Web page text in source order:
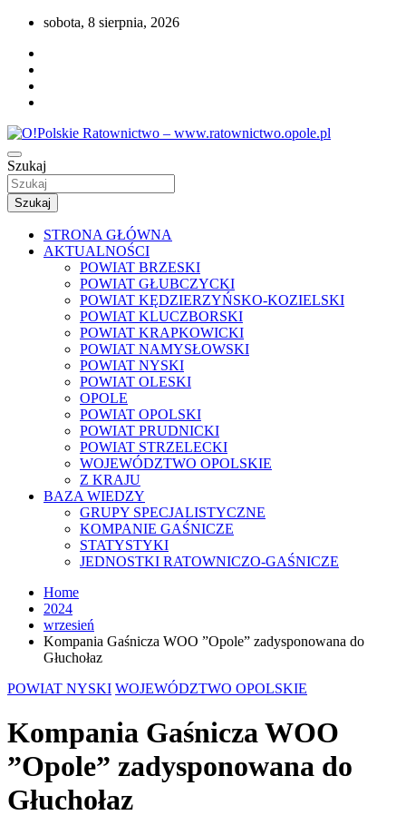
Przejdź
treści
sobota, 8 sierpnia, 2026
O!Polskie Ratownictwo –
www.ratownictwo.opole.pl
Portal opolskiego i polskiego ratownictwa.
Szukaj
Szukaj
STRONA GŁÓWNA
AKTUALNOŚCI
POWIAT BRZESKI
POWIAT GŁUBCZYCKI
POWIAT KĘDZIERZYŃSKO-KOZIELSKI
POWIAT KLUCZBORSKI
POWIAT KRAPKOWICKI
POWIAT NAMYSŁOWSKI
POWIAT NYSKI
POWIAT OLESKI
OPOLE
POWIAT OPOLSKI
POWIAT PRUDNICKI
POWIAT STRZELECKI
WOJEWÓDZTWO OPOLSKIE
Z KRAJU
BAZA WIEDZY
GRUPY SPECJALISTYCZNE
KOMPANIE GAŚNICZE
STATYSTYKI
JEDNOSTKI RATOWNICZO-GAŚNICZE
Home
2024
wrzesień
Kompania Gaśnicza WOO ”Opole” zadysponowana do
Głuchołaz
POWIAT NYSKI WOJEWÓDZTWO OPOLSKIE
Kompania Gaśnicza WOO
”Opole” zadysponowana do
Głuchołaz